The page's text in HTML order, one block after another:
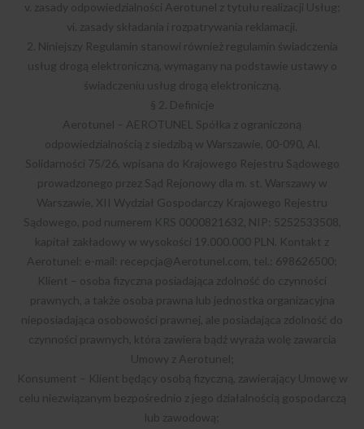
v. zasady odpowiedzialności Aerotunel z tytułu realizacji Usług;
vi. zasady składania i rozpatrywania reklamacji.
2. Niniejszy Regulamin stanowi również regulamin świadczenia
usług drogą elektroniczną, wymagany na podstawie ustawy o
świadczeniu usług drogą elektroniczną.
§ 2. Definicje
Aerotunel – AEROTUNEL Spółka z ograniczoną
odpowiedzialnością z siedzibą w Warszawie, 00-090, Al.
Solidarności 75/26, wpisana do Krajowego Rejestru Sądowego
prowadzonego przez Sąd Rejonowy dla m. st. Warszawy w
Warszawie, XII Wydział Gospodarczy Krajowego Rejestru
Sądowego, pod numerem KRS 0000821632, NIP: 5252533508,
kapitał zakładowy w wysokości 19.000.000 PLN. Kontakt z
Aerotunel: e-mail: recepcja@Aerotunel.com , tel.: 698626500;
Klient – osoba fizyczna posiadająca zdolność do czynności
prawnych, a także osoba prawna lub jednostka organizacyjna
nieposiadająca osobowości prawnej, ale posiadająca zdolność do
czynności prawnych, która zawiera bądź wyraża wolę zawarcia
Umowy z Aerotunel;
Konsument – Klient będący osobą fizyczną, zawierający Umowę w
celu niezwiązanym bezpośrednio z jego działalnością gospodarczą
lub zawodową;